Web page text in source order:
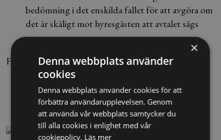
bedömning i det enskilda fallet för att avgöra om
det är skäligt mot hyresgästen att avtalet sägs
upp.
Foto: Bonny Håkansson/TT
×
Denna webbplats använder
cookies
Denna webbplats använder cookies för att
förbättra användarupplevelsen. Genom
att använda vår webbplats samtycker du
till alla cookies i enlighet med vår
cookiepolicy. Läs mer